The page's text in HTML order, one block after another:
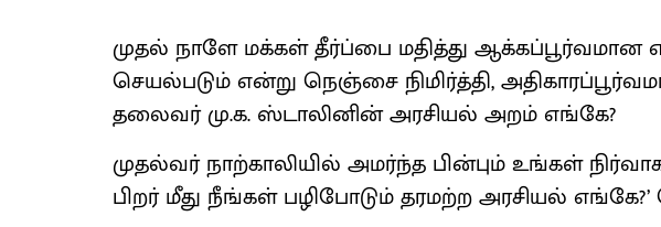
முதல் நாளே மக்கள் தீர்ப்பை மதித்து ஆக்கப்பூர்வமான
செயல்படும் என்று நெஞ்சை நிமிர்த்தி,
தலைவர் மு.க. ஸ்டாலினின் அரசியல் அறம் எங்கே?
முதல்வர் நாற்காலியில் அமர்ந்த பின்பும் உங்கள்
பிறர் மீது நீங்கள் பழிபோடும் தரமற்ற அரசியல் எங்கே?’